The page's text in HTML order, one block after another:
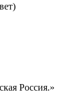
Россия.»